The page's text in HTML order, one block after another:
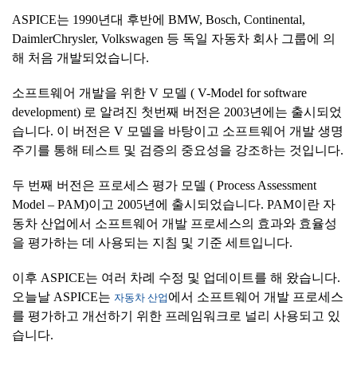
ASPICE는 1990년대 후반에 BMW, Bosch, Continental,
DaimlerChrysler, Volkswagen 등 독일 자동차 회사 그룹에 의
해 처음 개발되었습니다.
소프트웨어 개발을 위한 V 모델 ( V-Model for software
development) 로 알려진 첫번째 버전은 2003년에는 출시되었
습니다. 이 버전은 V 모델을 바탕이고 소프트웨어 개발 생명
주기를 통해 테스트 및 검증의 중요성을 강조하는 것입니다.
두 번째 버전은 프로세스 평가 모델 ( Process Assessment
Model – PAM)이고 2005년에 출시되었습니다. PAM이란 자
동차 산업에서 소프트웨어 개발 프로세스의 효과와 효율성
을 평가하는 데 사용되는 지침 및 기준 세트입니다.
이후 ASPICE는 여러 차례 수정 및 업데이트를 해 왔습니다.
오늘날 ASPICE는 자동차 산업 에서 소프트웨어 개발 프로세스
를 평가하고 개선하기 위한 프레임워크로 널리 사용되고 있
습니다.